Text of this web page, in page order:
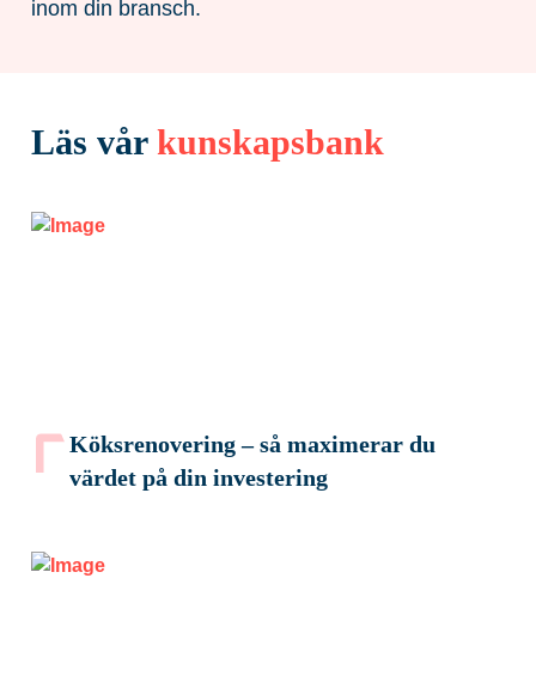
inom din bransch.
Läs vår kunskapsbank
Köksrenovering – så maximerar du
värdet på din investering